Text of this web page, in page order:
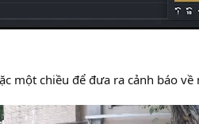
một chiều để đưa ra cảnh báo